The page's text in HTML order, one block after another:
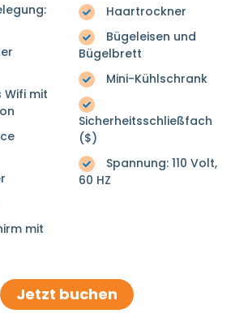
Wifi mit
mit
Haartrockner
Bügeleisen und
Bügelbrett
Mini-Kühlschrank
Sicherheitsschließfach
($)
Spannung: 110 Volt,
60 HZ
Jetzt buchen